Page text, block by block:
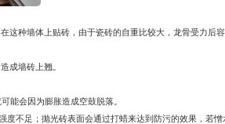
这种墙体上贴砖，由于瓷砖的自重比较大，龙骨受力后
成墙砖上翘。
能会因为膨胀造成空鼓脱落。
度不足；抛光砖表面会通过打蜡来达到防污的效果，若